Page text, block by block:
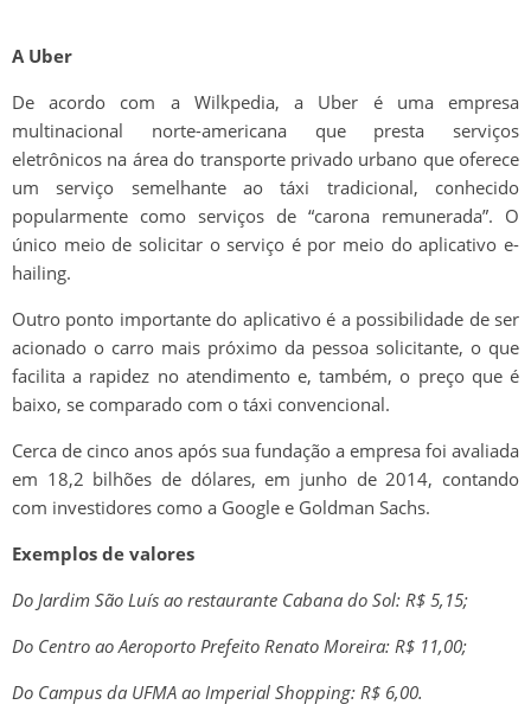
A Uber
De acordo com a Wilkpedia, a Uber é uma empresa
multinacional norte-americana que presta serviços
eletrônicos na área do transporte privado urbano que oferece
um serviço semelhante ao táxi tradicional, conhecido
popularmente como serviços de “carona remunerada”. O
único meio de solicitar o serviço é por meio do aplicativo e-
hailing.
Outro ponto importante do aplicativo é a possibilidade de ser
acionado o carro mais próximo da pessoa solicitante, o que
facilita a rapidez no atendimento e, também, o preço que é
baixo, se comparado com o táxi convencional.
Cerca de cinco anos após sua fundação a empresa foi avaliada
em 18,2 bilhões de dólares, em junho de 2014, contando
com investidores como a Google e Goldman Sachs.
Exemplos de valores
Do Jardim São Luís ao restaurante Cabana do Sol: R$ 5,15;
Do Centro ao Aeroporto Prefeito Renato Moreira: R$ 11,00;
Do Campus da UFMA ao Imperial Shopping: R$ 6,00.